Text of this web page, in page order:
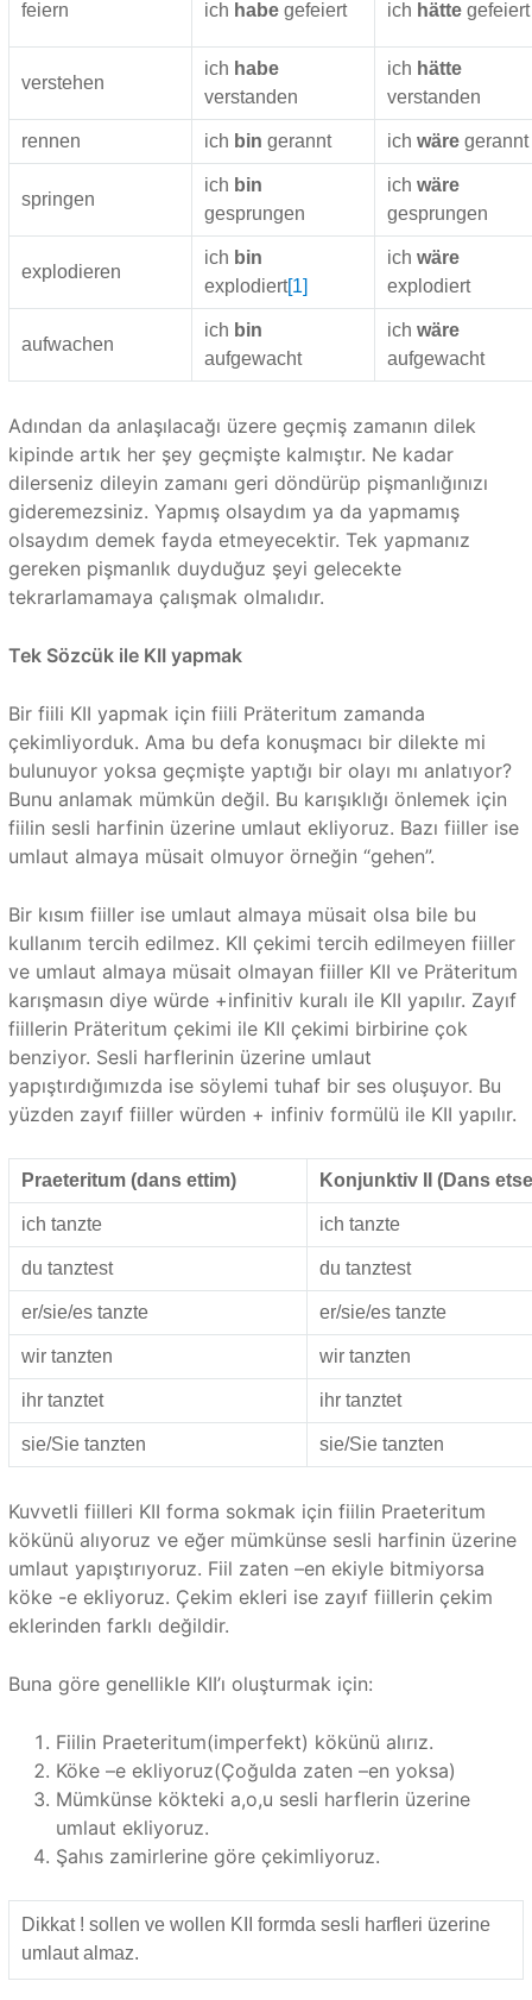
feiern ich habe gefeiert ich hätte gefeiert
verstehen
ich habe
verstanden
ich hätte
verstanden
rennen ich bin gerannt ich wäre gerannt
springen
ich bin
gesprungen
ich wäre
gesprungen
explodieren
ich bin
explodiert[1]
ich wäre
explodiert
aufwachen
ich bin
aufgewacht
ich wäre
aufgewacht
Adından da anlaşılacağı üzere geçmiş zamanın dilek
kipinde artık her şey geçmişte kalmıştır. Ne kadar
dilerseniz dileyin zamanı geri döndürüp pişmanlığınızı
gideremezsiniz. Yapmış olsaydım ya da yapmamış
olsaydım demek fayda etmeyecektir. Tek yapmanız
gereken pişmanlık duyduğuz şeyi gelecekte
tekrarlamamaya çalışmak olmalıdır.
Tek Sözcük ile KII yapmak
Bir fiili KII yapmak için fiili Präteritum zamanda
çekimliyorduk. Ama bu defa konuşmacı bir dilekte mi
bulunuyor yoksa geçmişte yaptığı bir olayı mı anlatıyor?
Bunu anlamak mümkün değil. Bu karışıklığı önlemek için
fiilin sesli harfinin üzerine umlaut ekliyoruz. Bazı fiiller ise
umlaut almaya müsait olmuyor örneğin “gehen”.
Bir kısım fiiller ise umlaut almaya müsait olsa bile bu
kullanım tercih edilmez. KII çekimi tercih edilmeyen fiiller
ve umlaut almaya müsait olmayan fiiller KII ve Präteritum
karışmasın diye würde +infinitiv kuralı ile KII yapılır. Zayıf
fiillerin Präteritum çekimi ile KII çekimi birbirine çok
benziyor. Sesli harflerinin üzerine umlaut
yapıştırdığımızda ise söylemi tuhaf bir ses oluşuyor. Bu
yüzden zayıf fiiller würden + infiniv formülü ile KII yapılır.
Praeteritum (dans ettim) Konjunktiv II (Dans
ich tanzte ich tanzte
du tanztest du tanztest
er/sie/es tanzte er/sie/es tanzte
wir tanzten wir tanzten
ihr tanztet ihr tanztet
sie/Sie tanzten sie/Sie tanzten
Kuvvetli fiilleri KII forma sokmak için fiilin Praeteritum
kökünü alıyoruz ve eğer mümkünse sesli harfinin üzerine
umlaut yapıştırıyoruz. Fiil zaten –en ekiyle bitmiyorsa
köke -e ekliyoruz. Çekim ekleri ise zayıf fiillerin çekim
eklerinden farklı değildir.
Buna göre genellikle KII’ı oluşturmak için:
Fiilin Praeteritum(imperfekt) kökünü alırız.
Köke –e ekliyoruz(Çoğulda zaten –en yoksa)
Mümkünse kökteki a,o,u sesli harflerin üzerine
umlaut ekliyoruz.
Şahıs zamirlerine göre çekimliyoruz.
Dikkat ! sollen ve wollen KII formda sesli harfleri üzerine
umlaut almaz.